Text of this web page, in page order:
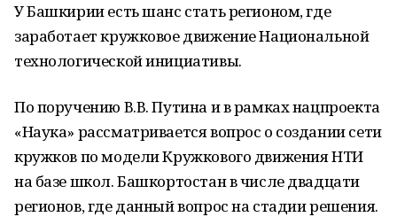
У Башкирии есть шанс стать регионом, где
заработает кружковое движение Национальной
технологической инициативы.
По поручению В.В. Путина и в рамках нацпроекта
«Наука» рассматривается вопрос о создании сети
кружков по модели Кружкового движения НТИ
на базе школ. Башкортостан в числе двадцати
регионов, где данный вопрос на стадии решения.